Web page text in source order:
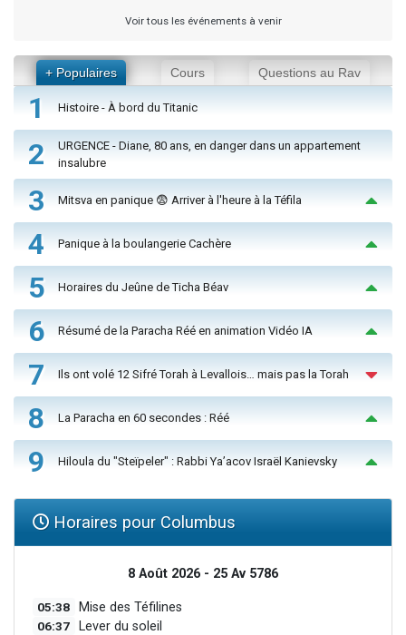
Voir tous les événements à venir
+ Populaires Cours Questions au Rav
1 Histoire - À bord du Titanic
2
URGENCE - Diane, 80 ans, en danger dans un appartement
insalubre
3 Mitsva en panique 😨 Arriver à l'heure à la Téfila
4 Panique à la boulangerie Cachère
5 Horaires du Jeûne de Ticha Béav
6 Résumé de la Paracha Réé en animation Vidéo IA
7 Ils ont volé 12 Sifré Torah à Levallois… mais pas la Torah
8 La Paracha en 60 secondes : Réé
9 Hiloula du "Steïpeler" : Rabbi Ya’acov Israël Kanievsky
Horaires pour Columbus
8 Août 2026 - 25 Av 5786
05:38 Mise des Téfilines
06:37 Lever du soleil